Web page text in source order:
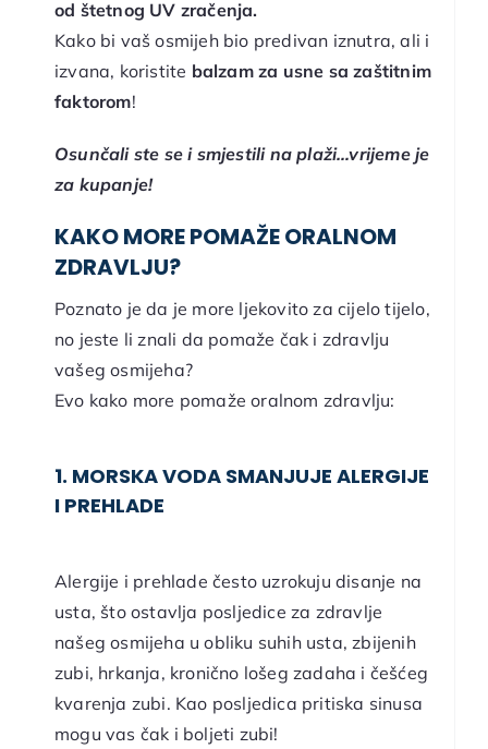
od štetnog UV zračenja.
Kako bi vaš osmijeh bio predivan iznutra, ali i
izvana, koristite balzam za usne sa zaštitnim
faktorom!
Osunčali ste se i smjestili na plaži…vrijeme je
za kupanje!
KAKO MORE POMAŽE ORALNOM
ZDRAVLJU?
Poznato je da je more ljekovito za cijelo tijelo,
no jeste li znali da pomaže čak i zdravlju
vašeg osmijeha?
Evo kako more pomaže oralnom zdravlju:
1. MORSKA VODA SMANJUJE ALERGIJE
I PREHLADE
Alergije i prehlade često uzrokuju disanje na
usta, što ostavlja posljedice za zdravlje
našeg osmijeha u obliku suhih usta, zbijenih
zubi, hrkanja, kronično lošeg zadaha i češćeg
kvarenja zubi. Kao posljedica pritiska sinusa
mogu vas čak i boljeti zubi!